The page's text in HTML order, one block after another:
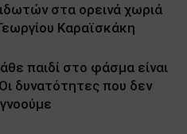
στα ορεινά χωριά
Καραϊσκάκη
παιδί στο φάσμα είναι
δυνατότητες που δεν